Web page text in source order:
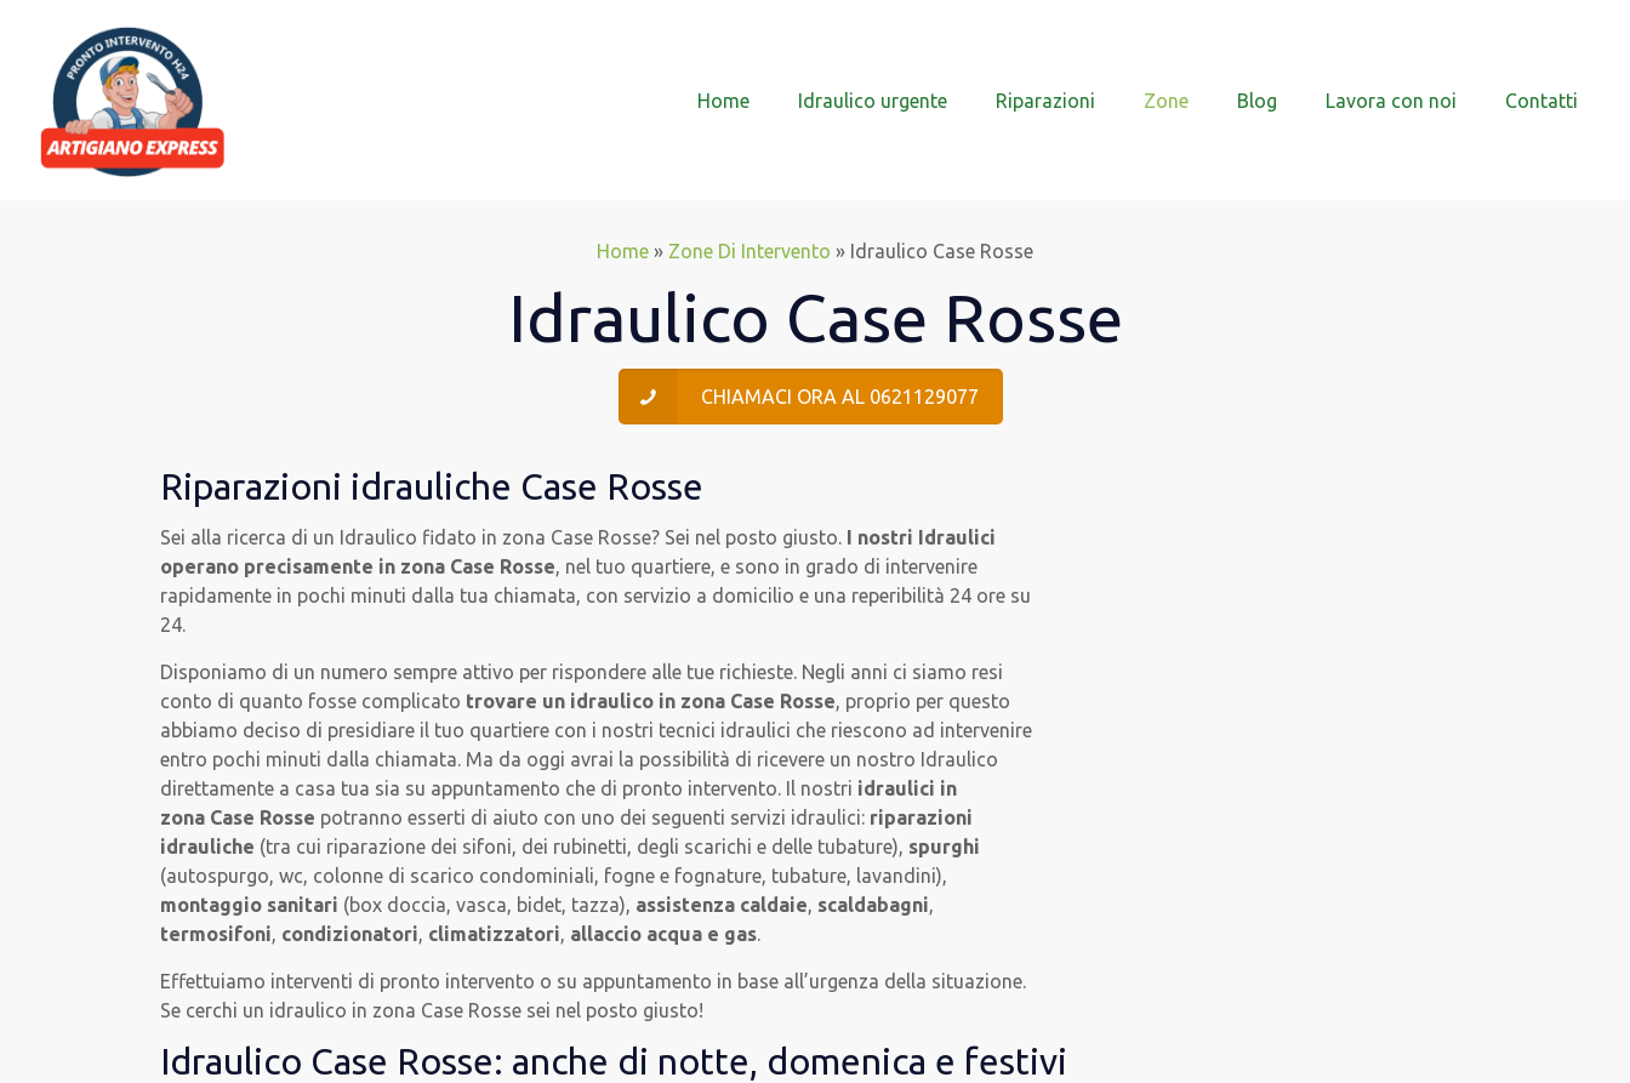
Home Idraulico urgente Riparazioni Zone Blog Lavora con noi Contatti
Home » Zone Di Intervento » Idraulico Case Rosse
Idraulico Case Rosse
CHIAMACI ORA AL 0621129077
Riparazioni idrauliche Case Rosse
Sei alla ricerca di un Idraulico fidato in zona Case Rosse? Sei nel posto giusto. I nostri Idraulici
operano precisamente in zona Case Rosse, nel tuo quartiere, e sono in grado di intervenire
rapidamente in pochi minuti dalla tua chiamata, con servizio a domicilio e una reperibilità 24 ore su
24.
Disponiamo di un numero sempre attivo per rispondere alle tue richieste. Negli anni ci siamo resi
conto di quanto fosse complicato trovare un idraulico in zona Case Rosse, proprio per questo
abbiamo deciso di presidiare il tuo quartiere con i nostri tecnici idraulici che riescono ad intervenire
entro pochi minuti dalla chiamata. Ma da oggi avrai la possibilità di ricevere un nostro Idraulico
direttamente a casa tua sia su appuntamento che di pronto intervento. Il nostri idraulici in
zona Case Rosse potranno esserti di aiuto con uno dei seguenti servizi idraulici: riparazioni
idrauliche (tra cui riparazione dei sifoni, dei rubinetti, degli scarichi e delle tubature), spurghi
(autospurgo, wc, colonne di scarico condominiali, fogne e fognature, tubature, lavandini),
montaggio sanitari (box doccia, vasca, bidet, tazza), assistenza caldaie, scaldabagni,
termosifoni, condizionatori, climatizzatori, allaccio acqua e gas.
Effettuiamo interventi di pronto intervento o su appuntamento in base all’urgenza della situazione.
Se cerchi un idraulico in zona Case Rosse sei nel posto giusto!
Idraulico Case Rosse: anche di notte, domenica e festivi